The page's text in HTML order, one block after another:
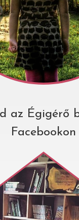
az Égigérő
Facebookon